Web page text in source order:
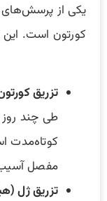
یکی از پرسش‌های
کورتون است. این
تزریق
طی چند روز
کوتاه‌مدت
مفصل
تزریق ژل